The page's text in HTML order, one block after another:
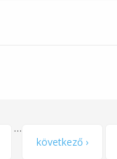
…
következő ›